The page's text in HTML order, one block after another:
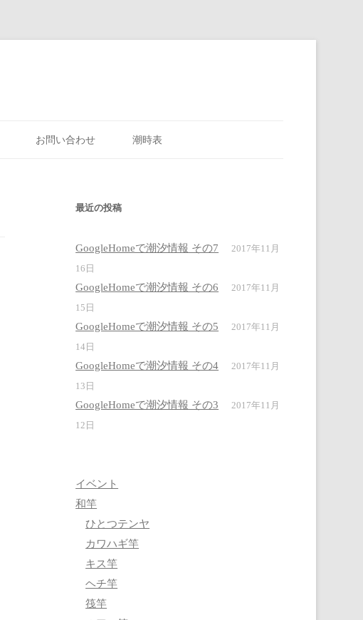
お問い合わせ 潮時表
最近の投稿
GoogleHomeで潮汐情報 その7
2017年11月
16日
GoogleHomeで潮汐情報 その6
2017年11月
15日
GoogleHomeで潮汐情報 その5
2017年11月
14日
GoogleHomeで潮汐情報 その4
2017年11月
13日
GoogleHomeで潮汐情報 その3
2017年11月
12日
イベント
和竿
ひとつテンヤ
カワハギ竿
キス竿
ヘチ竿
筏竿